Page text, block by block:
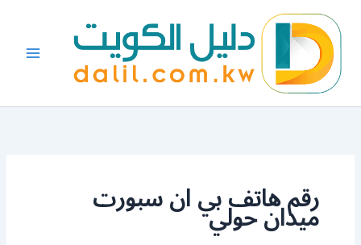
المحتوى
رقم هاتف بي ان سبورت
ميدان حولي